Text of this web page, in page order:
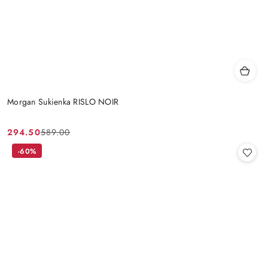
Morgan Sukienka RISLO NOIR
Cena
promocyjna:
294.50
Cena
przed
589.00
-60%